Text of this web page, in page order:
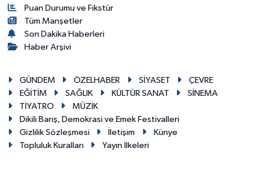
Puan Durumu ve Fikstür
Tüm Manşetler
Son Dakika Haberleri
Haber Arşivi
GÜNDEM ÖZELHABER SİYASET
ÇEVRE
EĞİTİM
SAĞLIK KÜLTÜR SANAT
SİNEMA
TİYATRO
MÜZİK
Dikili Barış, Demokrasi ve Emek Festivalleri
Gizlilik Sözleşmesi
İletişim
Künye
Topluluk Kuralları
Yayın İlkeleri